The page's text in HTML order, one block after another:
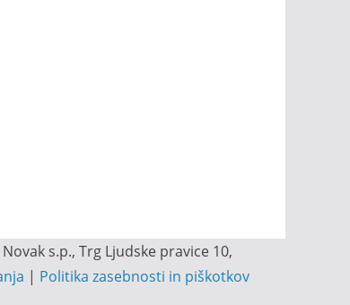
s.p., Trg Ljudske pravice 10,
| Politika zasebnosti in piškotkov